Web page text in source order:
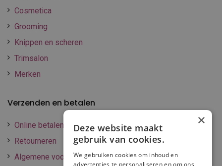
Cosmetica
Grooming
Knippen en scheren
Trimsalon
Merken
Verzenden en betalen
Online betalen
Retourneren
Algemene voorwaarden
×
Deze website maakt
gebruik van cookies.
We gebruiken cookies om inhoud en
advertenties te personaliseren en om ons